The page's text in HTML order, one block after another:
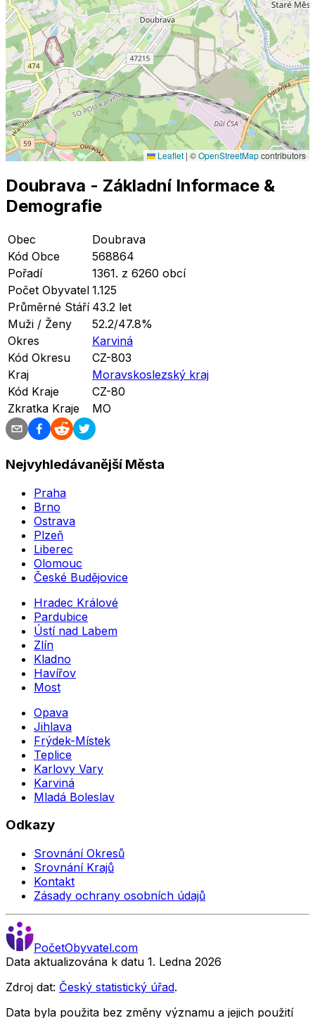
Leaflet | ©OpenStreetMapcontributors
Doubrava - Základní Informace &
Demografie
Obec
Doubrava
Kód Obce
568864
Pořadí
1361. z 6260 obcí
Počet Obyvatel 1.125
Průměrné Stáří 43.2 let
Muži / Ženy
52.2/47.8%
Okres
Karviná
Kód Okresu
CZ-803
Kraj
Moravskoslezský kraj
Kód Kraje
CZ-80
Zkratka Kraje
MO
Nejvyhledávanější Města
Praha
Brno
Ostrava
Plzeň
Liberec
Olomouc
České Budějovice
Hradec Králové
Pardubice
Ústí nad Labem
Zlín
Kladno
Havířov
Most
Opava
Jihlava
Frýdek-Místek
Teplice
Karlovy Vary
Karviná
Mladá Boleslav
Odkazy
Srovnání Okresů
Srovnání Krajů
Kontakt
Zásady ochrany osobních údajů
PočetObyvatel.com
Data aktualizována k datu 1. Ledna 2026
Zdroj dat: Český statistický úřad.
Data byla použita bez změny významu a jejich použití